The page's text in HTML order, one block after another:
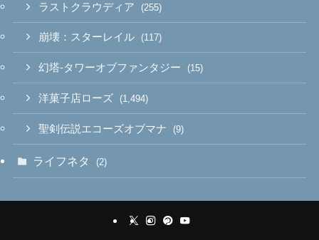
ラストクラウディア (255)
崩壊：スターレイル (117)
幻塔-タワーオブファンタジー (15)
洋菓子店ローズ (1,494)
聖剣伝説エコーズオブマナ (9)
ライフネタ (2)